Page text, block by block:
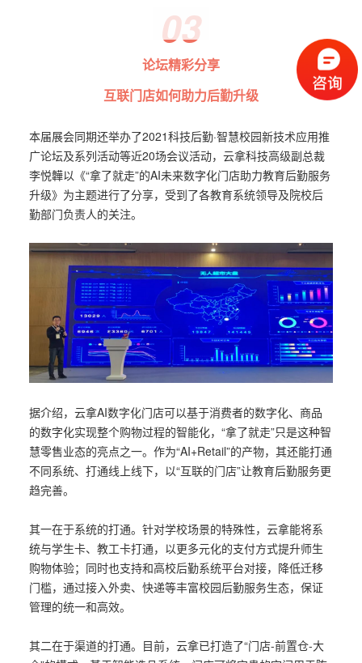
03
论坛精彩分享
互联门店如何助力后勤升级
本届展会同期还举办了2021科技后勤·智慧校园新技术应用推
广论坛及系列活动等近20场会议活动，云拿科技高级副总裁
李悦韡以《“拿了就走”的AI未来数字化门店助力教育后勤服务
升级》为主题进行了分享，受到了各教育系统领导及院校后
勤部门负责人的关注。
据介绍，云拿AI数字化门店可以基于消费者的数字化、商品
的数字化实现整个购物过程的智能化，“拿了就走”只是这种智
慧零售业态的亮点之一。作为“AI+Retail”的产物，其还能打通
不同系统、打通线上线下，以“互联的门店”让教育后勤服务更
趋完善。
其一在于系统的打通。针对学校场景的特殊性，云拿能将系
统与学生卡、教工卡打通，以更多元化的支付方式提升师生
购物体验；同时也支持和高校后勤系统平台对接，降低迁移
门槛，通过接入外卖、快递等丰富校园后勤服务生态，保证
管理的统一和高效。
其二在于渠道的打通。目前，云拿已打造了“门店-前置仓-大